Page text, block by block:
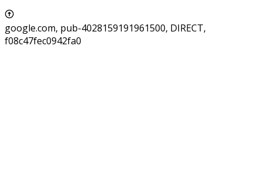
google.com, pub-4028159191961500, DIRECT,
f08c47fec0942fa0